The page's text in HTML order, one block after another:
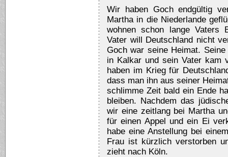
Wir haben Goch endgültig
Martha in die Niederlande
wohnen schon lange Vaters
Vater will Deutschland nicht
Goch war seine Heimat.
in Kalkar und sein Vater kam
haben im Krieg für
dass man ihn aus seiner
schlimme Zeit bald ein Ende
bleiben. Nachdem das
wir eine zeitlang bei Martha
für einen Appel und ein Ei
habe eine Anstellung bei
Frau ist kürzlich verstorben
zieht nach Köln.